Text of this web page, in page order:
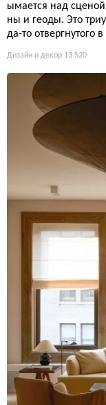
ымается над
ны и геоды. Это
да-то отвергнутого в
Дизайн и декор 13 520